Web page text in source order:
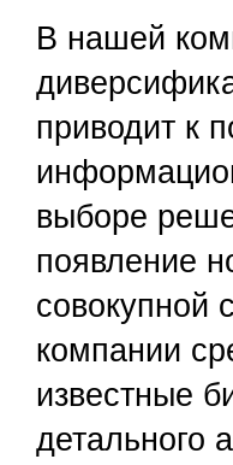
В нашей
приводит к
выборе
появление
совокупной
компании
известные
детального